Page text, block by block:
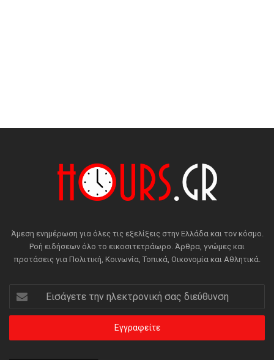
Άμεση ενημέρωση για όλες τις εξελίξεις στην Ελλάδα και τον κόσμο.
Ροή ειδήσεων όλο το εικοσιτετράωρο. Άρθρα, γνώμες και
προτάσεις για Πολιτική, Κοινωνία, Τοπικά, Οικονομία και Αθλητικά.
Εισάγετε
την
ηλεκτρονική
διεύθυνση